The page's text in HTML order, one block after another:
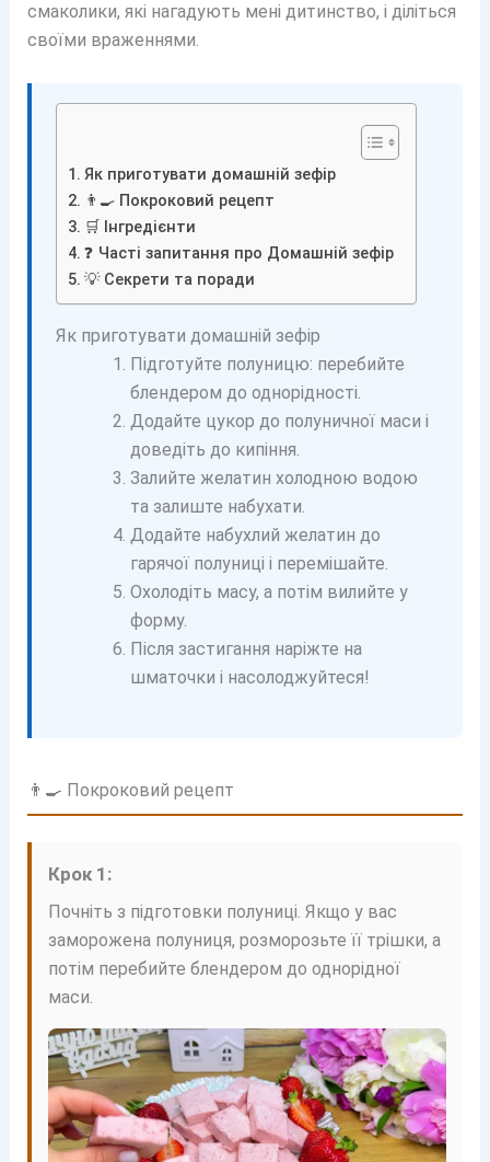
смаколики, які нагадують мені дитинство, і діліться
своїми враженнями.
Як приготувати домашній зефір
👨‍🍳 Покроковий рецепт
🛒 Інгредієнти
❓ Часті запитання про Домашній зефір
💡 Секрети та поради
Як приготувати домашній зефір
Підготуйте полуницю: перебийте
блендером до однорідності.
Додайте цукор до полуничної маси і
доведіть до кипіння.
Залийте желатин холодною водою
та залиште набухати.
Додайте набухлий желатин до
гарячої полуниці і перемішайте.
Охолодіть масу, а потім вилийте у
форму.
Після застигання наріжте на
шматочки і насолоджуйтеся!
👨‍🍳 Покроковий рецепт
Крок 1:
Почніть з підготовки полуниці. Якщо у вас
заморожена полуниця, розморозьте її трішки, а
потім перебийте блендером до однорідної
маси.